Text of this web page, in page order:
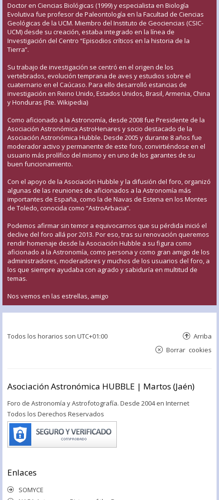
Doctor en Ciencias Biológicas (1999) y especialista en Biología
Evolutiva fue profesor de Paleontología en la Facultad de Ciencias
Geológicas de la UCM. Miembro del Instituto de Geociencias (CSIC-
UCM) desde su creación, estaba integrado en la línea de
Investigación del Centro “Episodios críticos en la historia de la
Tierra”.
Su trabajo de investigación se centró en el origen de los
vertebrados, evolución temprana de aves y estudios sobre el
cuaternario en el Caúcaso. Para ello desarrolló estancias de
investigación en Reino Unido, Estados Unidos, Brasil, Armenia, China
y Honduras (Fte. Wikipedia)
Como aficionado a la Astronomía, desde 2008 fue Presidente de la
Asociación Astronómica AstroHenares y socio destacado de la
Asociación Astronómica Hubble. Desde 2005 y durante 8 años fue
moderador activo y permanente de este foro, convirtiéndose en el
usuario más prolífico del mismo y en uno de los garantes de su
buen funcionamiento.
Con el apoyo de la Asociación Hubble y la difusión del foro, organizó
algunas de las reuniones de aficionados a la Astronomía más
importantes de España, como la de Navas de Estena en los Montes
de Toledo, conocida como “AstroArbacia”.
Podemos afirmar sin temor a equivocarnos que su pérdida inició el
declive del foro allá por 2013. Por eso, tras su renovación queremos
rendir homenaje desde la Asociación Hubble a su figura como
aficionado a la Astronomía, como persona y como gran amigo de los
administradores, moderadores y muchos de los usuarios del foro, a
los que siempre ayudaba con agrado y sabiduría en multitud de
temas.
Nos vemos en las estrellas, amigo
Todos los horarios son UTC+01:00 Arriba
Borrar cookies
Asociación Astronómica HUBBLE | Martos (Jaén)
Foro de Astronomía y Astrofotografía. Desde 2004 en Internet
Todos los Derechos Reservados
Enlaces
SOMYCE